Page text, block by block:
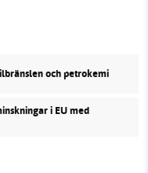
och petrokemi
i EU med